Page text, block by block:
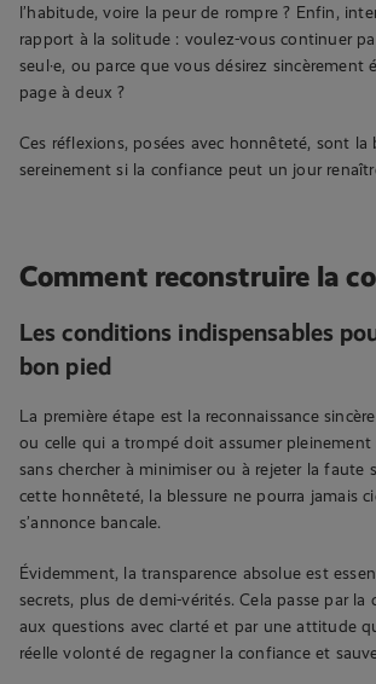
l’habitude, voire la peur de rompre ? Enfin,
rapport à la solitude : voulez-vous continuer
seul·e, ou parce que vous désirez sincèrement
page à deux ?
Ces réflexions, posées avec honnêteté, sont la
sereinement si la confiance peut un jour
Comment reconstruire la
Les conditions indispensables
bon pied
La première étape est la reconnaissance
ou celle qui a trompé doit assumer pleinement
sans chercher à minimiser ou à rejeter la faute
cette honnêteté, la blessure ne pourra jamais
s’annonce bancale.
Évidemment, la transparence absolue est
secrets, plus de demi-vérités. Cela passe par la
aux questions avec clarté et par une attitude
réelle volonté de regagner la confiance et